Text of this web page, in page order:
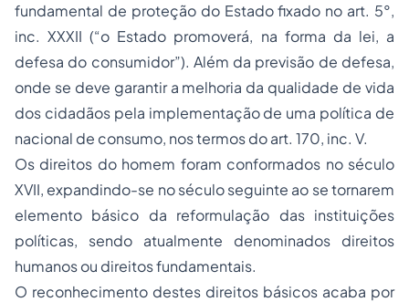
fundamental de proteção do Estado fixado no art. 5°,
inc. XXXII (“o Estado promoverá, na forma da lei, a
defesa do consumidor”). Além da previsão de defesa,
onde se deve garantir a melhoria da qualidade de vida
dos cidadãos pela implementação de uma política de
nacional de consumo, nos termos doart. 170, inc. V.
Os direitos do homem foram conformados no século
XVII, expandindo-se no século seguinte ao se tornarem
elemento básico da reformulação das instituições
políticas, sendo atualmente denominados direitos
humanos ou direitos fundamentais.
O reconhecimento destes direitos básicos acaba por